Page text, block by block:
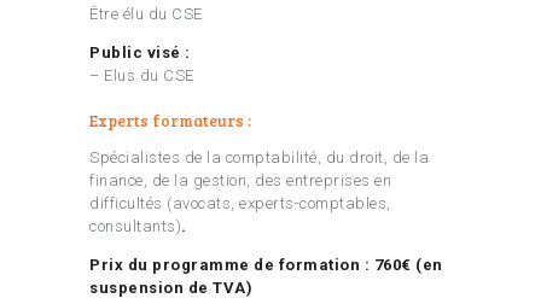
Être élu du CSE
Public visé :
– Elus du CSE
Experts formateurs :
Spécialistes de la comptabilité, du droit, de la
finance, de la gestion, des entreprises en
difficultés (avocats, experts-comptables,
consultants).
Prix du programme de formation : 760€ (en
suspension de TVA)